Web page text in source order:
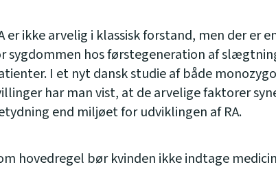
er ikke arvelig i klassisk forstand, men der er
sygdommen hos førstegeneration af
I et nyt dansk studie af både
har man vist, at de arvelige faktorer
end miljøet for udviklingen af RA.
hovedregel bør kvinden ikke indtage